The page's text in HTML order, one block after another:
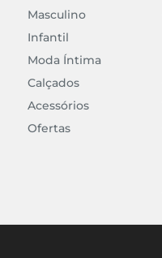
Masculino
Infantil
Moda Íntima
Calçados
Acessórios
Ofertas